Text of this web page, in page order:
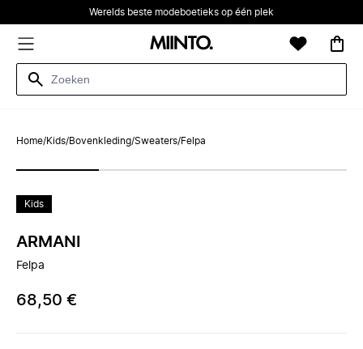
Werelds beste modeboetieks op één plek
Home/Kids/Bovenkleding/Sweaters/Felpa
Kids
ARMANI
Felpa
68,50 €